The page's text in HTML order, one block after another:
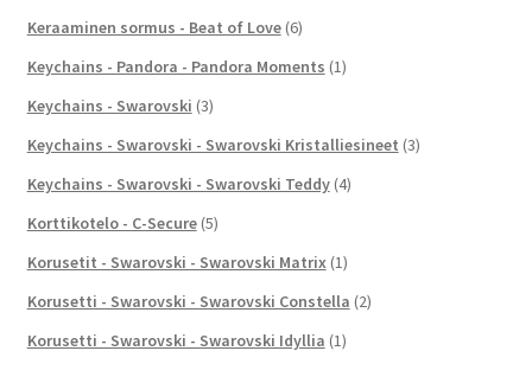
Keraaminen sormus - Beat of Love (6)
Keychains - Pandora - Pandora Moments (1)
Keychains - Swarovski (3)
Keychains - Swarovski - Swarovski Kristalliesineet (3)
Keychains - Swarovski - Swarovski Teddy (4)
Korttikotelo - C-Secure (5)
Korusetit - Swarovski - Swarovski Matrix (1)
Korusetti - Swarovski - Swarovski Constella (2)
Korusetti - Swarovski - Swarovski Idyllia (1)